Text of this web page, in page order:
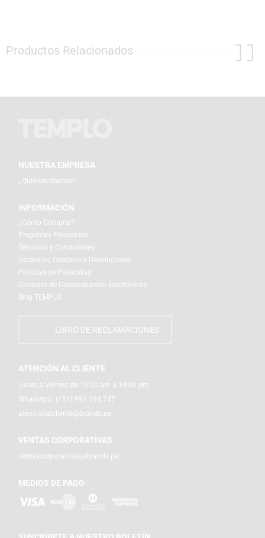
Productos Relacionados
NUESTRA EMPRESA
¿Quiénes Somos?
INFORMACIÓN
¿Cómo Comprar?
Preguntas Frecuentes
Términos y Condiciones
Garantías, Cambios y Devoluciones
Políticas de Privacidad
Consulta de Comprobantes Electrónicos
Blog TEMPLO
LIBRO DE RECLAMACIONES
ATENCIÓN AL CLIENTE
Lunes a Viernes de 10:00 am a 10:00 pm
WhatsApp: (+51) 991 194 747
atencionalcliente@brands.pe
VENTAS CORPORATIVAS
ventascorporativas@brands.pe
MEDIOS DE PAGO